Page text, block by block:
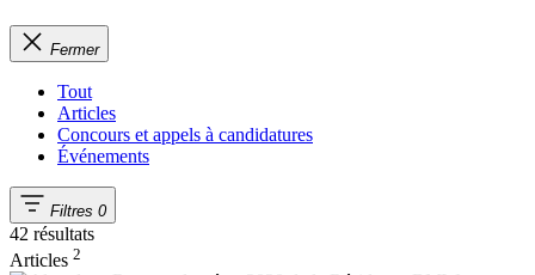
Fermer
Tout
Articles
Concours et appels à candidatures
Événements
Filtres 0
42 résultats
Articles 2